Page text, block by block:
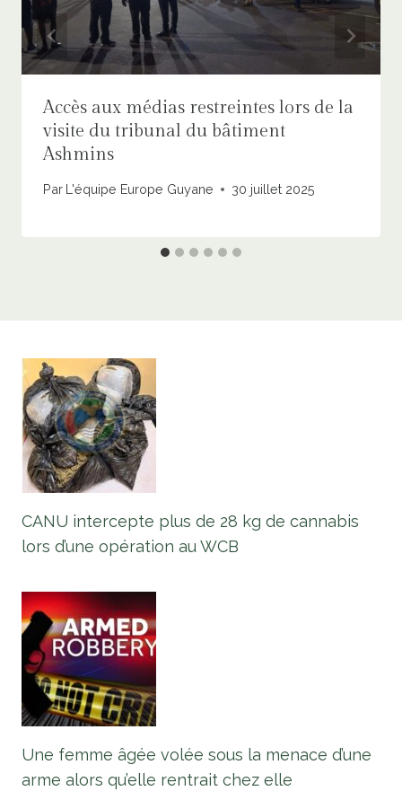
Accès aux médias restreintes lors de la
visite du tribunal du bâtiment
Ashmins
Par L'équipe Europe Guyane 30 juillet 2025
CANU intercepte plus de 28 kg de cannabis
lors d’une opération au WCB
Une femme âgée volée sous la menace d’une
arme alors qu’elle rentrait chez elle